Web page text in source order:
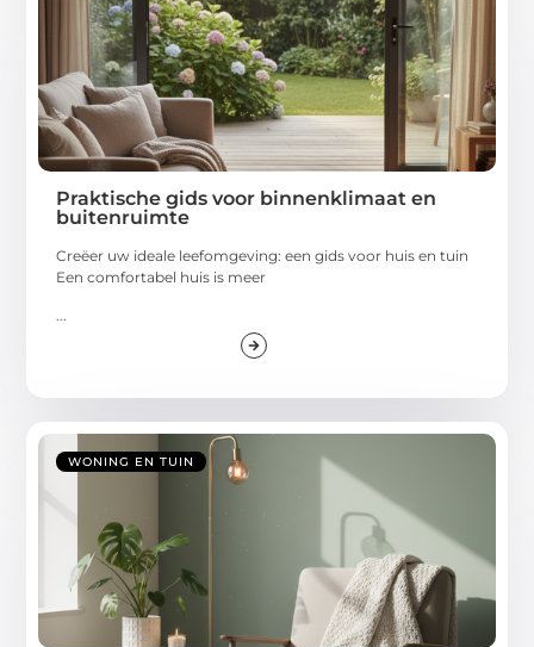
Praktische gids voor binnenklimaat en
buitenruimte
Creëer uw ideale leefomgeving: een gids voor huis en tuin
Een comfortabel huis is meer
...
WONING EN TUIN